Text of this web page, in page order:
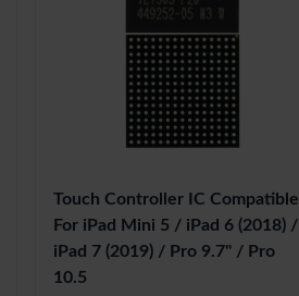
Touch Controller IC Compatible
For iPad Mini 5 / iPad 6 (2018) /
iPad 7 (2019) / Pro 9.7" / Pro
10.5